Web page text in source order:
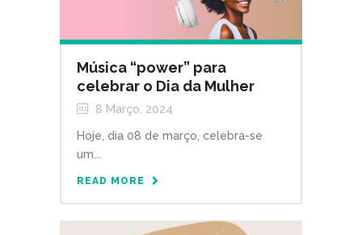
Música “power” para
celebrar o Dia da Mulher
8 Março, 2024
Hoje, dia 08 de março, celebra-se
um...
READ MORE